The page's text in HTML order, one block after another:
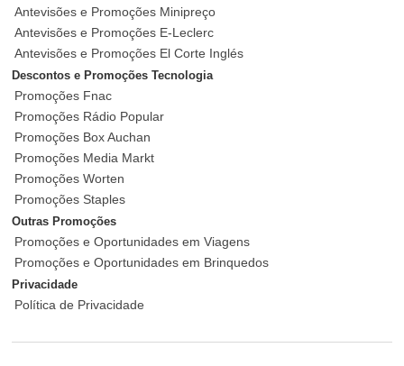
Antevisões e Promoções Minipreço
Antevisões e Promoções E-Leclerc
Antevisões e Promoções El Corte Inglés
Descontos e Promoções Tecnologia
Promoções Fnac
Promoções Rádio Popular
Promoções Box Auchan
Promoções Media Markt
Promoções Worten
Promoções Staples
Outras Promoções
Promoções e Oportunidades em Viagens
Promoções e Oportunidades em Brinquedos
Privacidade
Política de Privacidade